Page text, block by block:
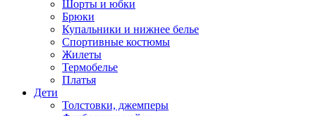
Шорты и юбки
Брюки
Купальники и нижнее белье
Спортивные костюмы
Жилеты
Термобелье
Платья
Дети
Толстовки, джемперы